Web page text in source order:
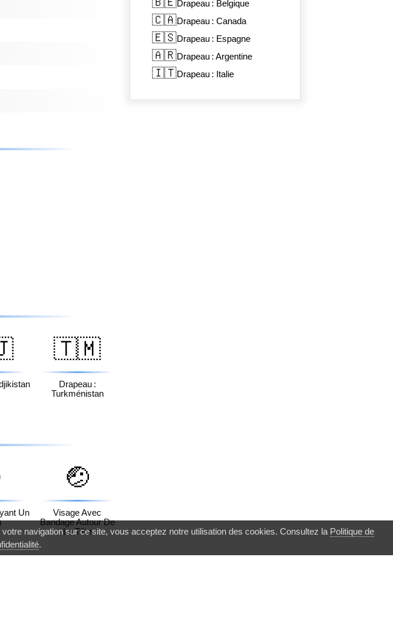
🇹🇲
Drapeau :
Turkménistan
Un
🤕
Visage Avec
Bandage Autour De
La Tête
Drapeau : Belgique
🇨🇦Drapeau : Canada
🇪🇸Drapeau : Espagne
🇦🇷Drapeau : Argentine
🇮🇹Drapeau : Italie
navigation sur ce site, vous acceptez notre utilisation des cookies. Consultez la Politique de
.